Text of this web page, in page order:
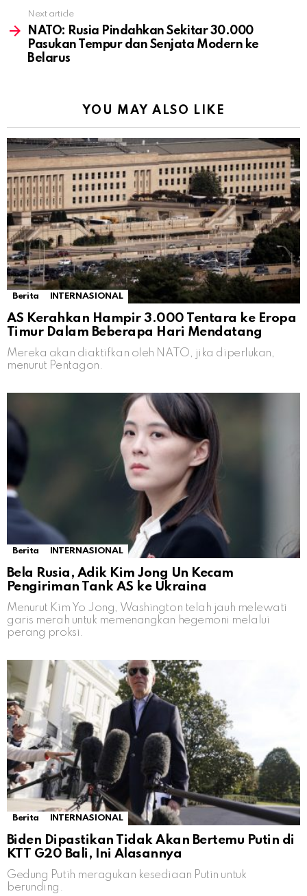
Next article
NATO: Rusia Pindahkan Sekitar 30.000
Pasukan Tempur dan Senjata Modern ke
Belarus
YOU MAY ALSO LIKE
Berita INTERNASIONAL
AS Kerahkan Hampir 3.000 Tentara ke Eropa
Timur Dalam Beberapa Hari Mendatang
Mereka akan diaktifkan oleh NATO, jika diperlukan,
menurut Pentagon.
Berita INTERNASIONAL
Bela Rusia, Adik Kim Jong Un Kecam
Pengiriman Tank AS ke Ukraina
Menurut Kim Yo Jong, Washington telah jauh melewati
garis merah untuk memenangkan hegemoni melalui
perang proksi.
Berita INTERNASIONAL
Biden Dipastikan Tidak Akan Bertemu Putin di
KTT G20 Bali, Ini Alasannya
Gedung Putih meragukan kesediaan Putin untuk
berunding.